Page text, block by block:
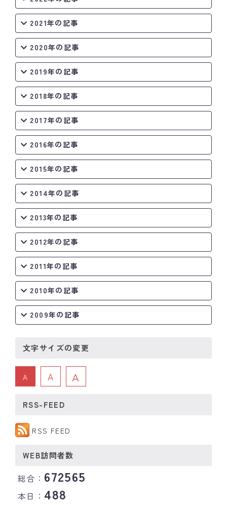
2021年の記事
2020年の記事
2019年の記事
2018年の記事
2017年の記事
2016年の記事
2015年の記事
2014年の記事
2013年の記事
2012年の記事
2011年の記事
2010年の記事
2009年の記事
文字サイズの変更
A A A
RSS-FEED
RSS FEED
WEB訪問者数
総合： 672565
本日： 488